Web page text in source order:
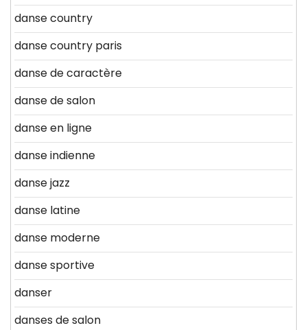
danse country
danse country paris
danse de caractère
danse de salon
danse en ligne
danse indienne
danse jazz
danse latine
danse moderne
danse sportive
danser
danses de salon